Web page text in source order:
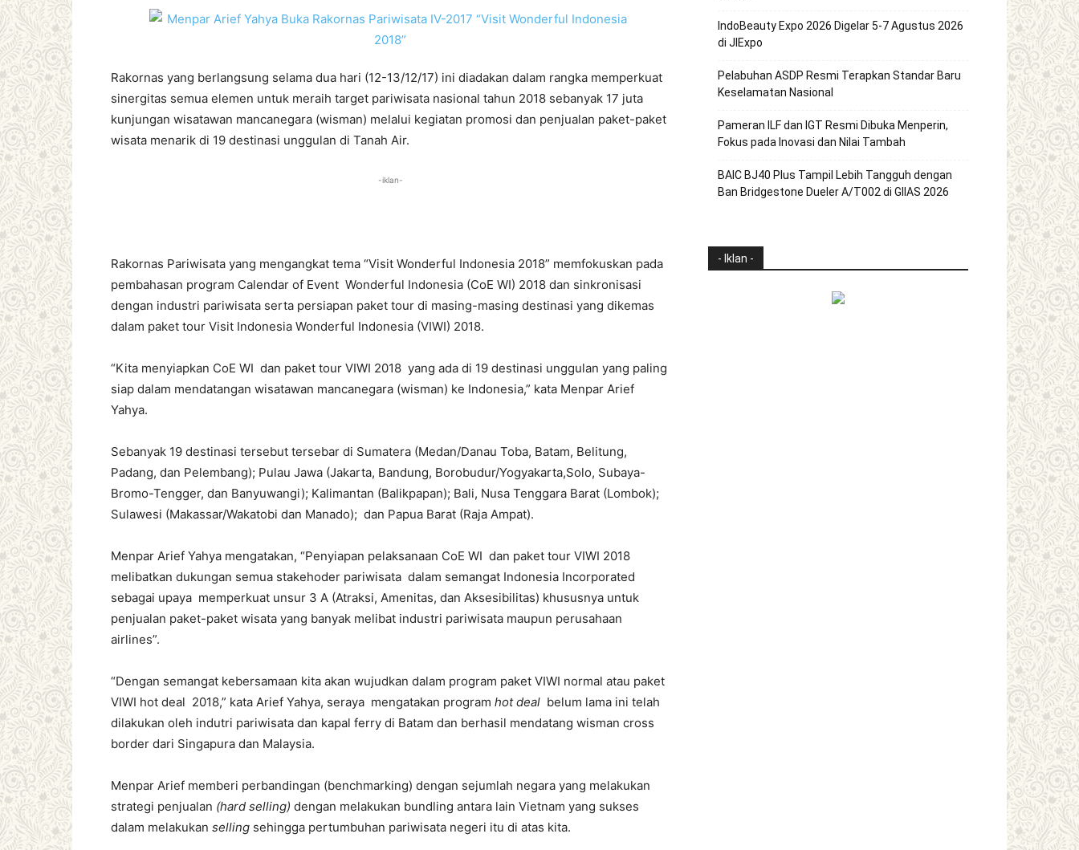
Rakornas yang berlangsung selama dua hari (12-13/12/17) ini diadakan dalam rangka memperkuat
sinergitas semua elemen untuk meraih target pariwisata nasional tahun 2018 sebanyak 17 juta
kunjungan wisatawan mancanegara (wisman) melalui kegiatan promosi dan penjualan paket-paket
wisata menarik di 19 destinasi unggulan di Tanah Air.
-iklan-
Rakornas Pariwisata yang mengangkat tema “Visit Wonderful Indonesia 2018” memfokuskan pada
pembahasan program Calendar of Event Wonderful Indonesia (CoE WI) 2018 dan sinkronisasi
dengan industri pariwisata serta persiapan paket tour di masing-masing destinasi yang dikemas
dalam paket tour Visit Indonesia Wonderful Indonesia (VIWI) 2018.
“Kita menyiapkan CoE WI dan paket tour VIWI 2018 yang ada di 19 destinasi unggulan yang paling
siap dalam mendatangan wisatawan mancanegara (wisman) ke Indonesia,” kata Menpar Arief
Yahya.
Sebanyak 19 destinasi tersebut tersebar di Sumatera (Medan/Danau Toba, Batam, Belitung,
Padang, dan Pelembang); Pulau Jawa (Jakarta, Bandung, Borobudur/Yogyakarta,Solo, Subaya-
Bromo-Tengger, dan Banyuwangi); Kalimantan (Balikpapan); Bali, Nusa Tenggara Barat (Lombok);
Sulawesi (Makassar/Wakatobi dan Manado); dan Papua Barat (Raja Ampat).
Menpar Arief Yahya mengatakan, “Penyiapan pelaksanaan CoE WI dan paket tour VIWI 2018
melibatkan dukungan semua stakehoder pariwisata dalam semangat Indonesia Incorporated
sebagai upaya memperkuat unsur 3 A (Atraksi, Amenitas, dan Aksesibilitas) khususnya untuk
penjualan paket-paket wisata yang banyak melibat industri pariwisata maupun perusahaan
airlines”.
“Dengan semangat kebersamaan kita akan wujudkan dalam program paket VIWI normal atau paket
VIWI hot deal 2018,” kata Arief Yahya, seraya mengatakan program hot deal belum lama ini telah
dilakukan oleh indutri pariwisata dan kapal ferry di Batam dan berhasil mendatang wisman cross
border dari Singapura dan Malaysia.
Menpar Arief memberi perbandingan (benchmarking) dengan sejumlah negara yang melakukan
strategi penjualan (hard selling) dengan melakukan bundling antara lain Vietnam yang sukses
dalam melakukan selling sehingga pertumbuhan pariwisata negeri itu di atas kita.
IndoBeauty Expo 2026 Digelar 5-7 Agustus 2026
di JIExpo
Pelabuhan ASDP Resmi Terapkan Standar Baru
Keselamatan Nasional
Pameran ILF dan IGT Resmi Dibuka Menperin,
Fokus pada Inovasi dan Nilai Tambah
BAIC BJ40 Plus Tampil Lebih Tangguh dengan
Ban Bridgestone Dueler A/T002 di GIIAS 2026
- Iklan -